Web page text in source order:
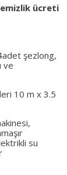
ücreti
şezlong,
ve
10 m x 3.5
su